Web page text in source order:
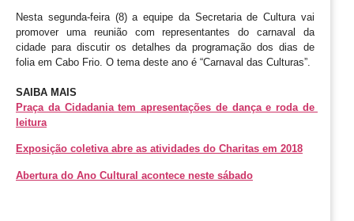
Nesta segunda-feira (8) a equipe da Secretaria de Cultura vai
promover uma reunião com representantes do carnaval da
cidade para discutir os detalhes da programação dos dias de
folia em Cabo Frio. O tema deste ano é “Carnaval das Culturas”.
SAIBA MAIS
Praça da Cidadania tem apresentações de dança e roda de
leitura
Exposição coletiva abre as atividades do Charitas em 2018
Abertura do Ano Cultural acontece neste sábado